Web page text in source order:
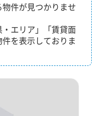
件が見つかりませ
エリア」「賃貸面
を表示しておりま